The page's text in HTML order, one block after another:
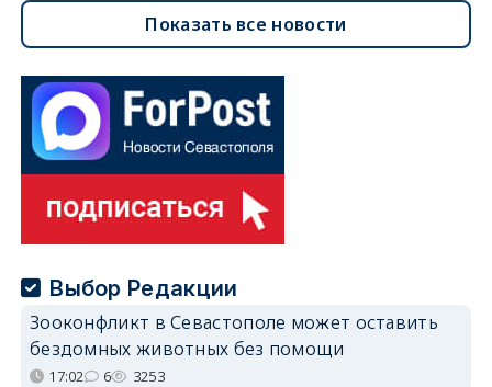
Показать все новости
Выбор Редакции
Зооконфликт в Севастополе может оставить
бездомных животных без помощи
17:02 6 3253